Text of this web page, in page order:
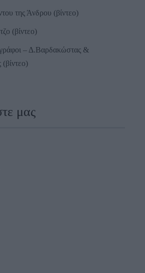
της Άνδρου (βίντεο)
(βίντεο)
– Δ.Βαρδακώστας &
μας